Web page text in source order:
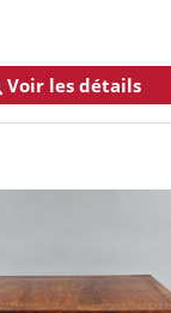
Voir les détails